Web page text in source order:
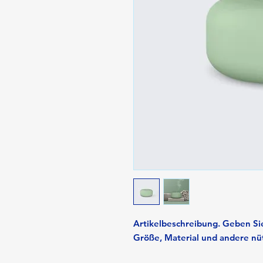
Artikelbeschreibung. Geben
Größe, Material und andere